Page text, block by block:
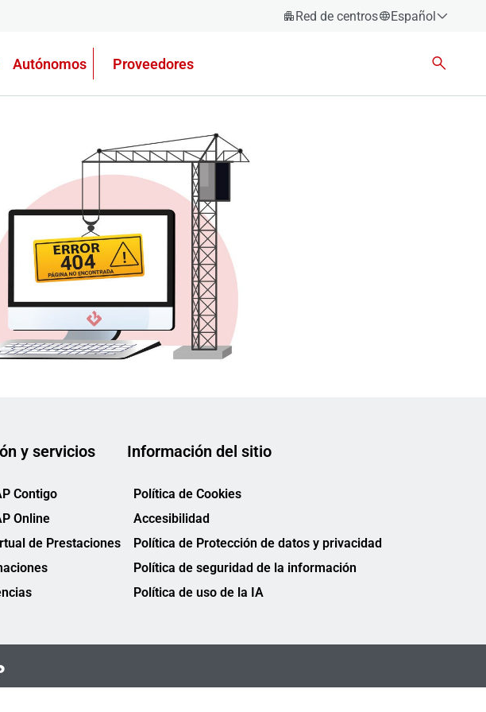
Red de centros
Español
Autónomos Proveedores
y servicios
Contigo
Online
de Prestaciones
Información del sitio
Política de Cookies
Accesibilidad
Política de Protección de datos y privacidad
Política de seguridad de la información
Política de uso de la IA